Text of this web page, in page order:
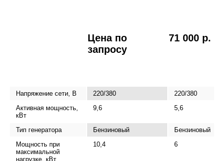
Цена по
запросу
71 000 р.
Напряжение сети, В 220/380
220/380
Активная мощность,
кВт
9,6 5,6
Тип генератора Бензиновый
Бензиновый
Мощность при
максимальной
нагрузке, кВт
10,4 6